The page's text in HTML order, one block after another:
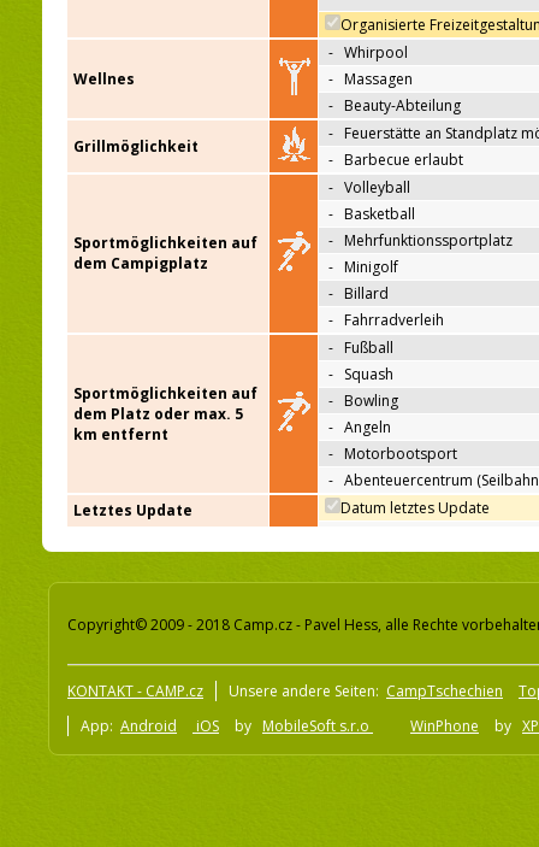
Organisierte
Wellnes
- Whirpool
- Massagen
- Beauty-Abteilung
Grillmöglichkeit
- Feuerstätte an Standplatz
- Barbecue erlaubt
Sportmöglichkeiten auf
dem Campigplatz
- Volleyball
- Basketball
- Mehrfunktionssportplatz
- Minigolf
- Billard
- Fahrradverleih
Sportmöglichkeiten auf
dem Platz oder max. 5
km entfernt
- Fußball
- Squash
- Bowling
- Angeln
- Motorbootsport
- Abenteuercentrum
Letztes Update
Datum letztes Update
Copyright© 2009 - 2018 Camp.cz - Pavel Hess, alle Rechte
KONTAKT - CAMP.cz Unsere andere Seiten: CampTschechien
App: Android iOS by MobileSoft s.r.o WinPhone by